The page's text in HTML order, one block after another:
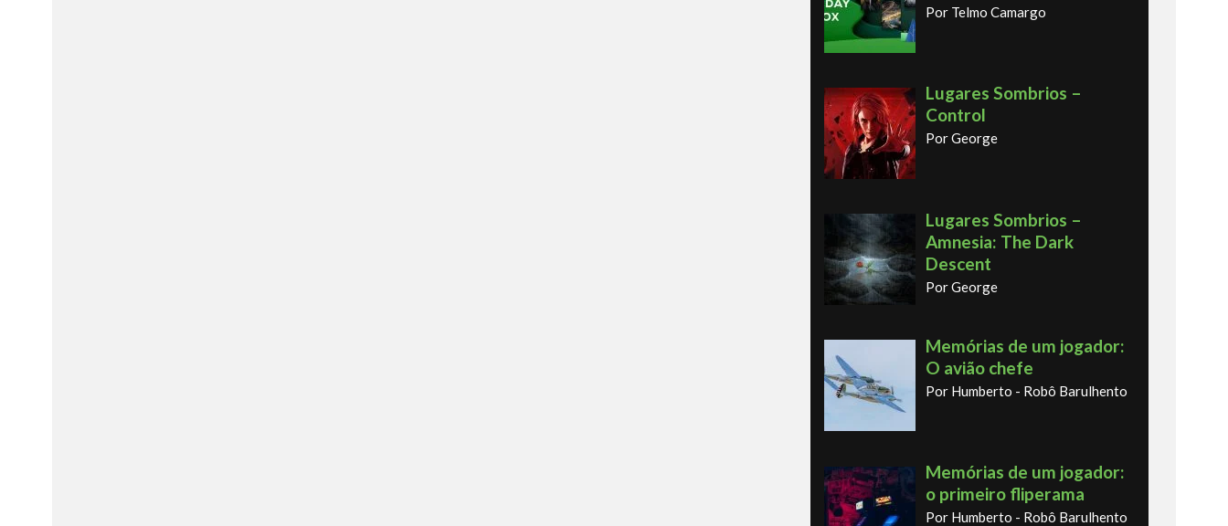
Por Telmo Camargo
Lugares Sombrios –
Control
Por George
Lugares Sombrios –
Amnesia: The Dark
Descent
Por George
Memórias de um jogador:
O avião chefe
Por Humberto - Robô Barulhento
Memórias de um jogador:
o primeiro fliperama
Por Humberto - Robô Barulhento